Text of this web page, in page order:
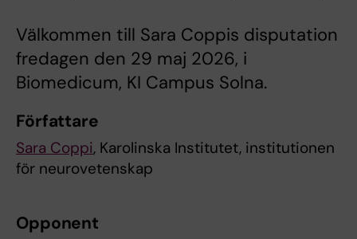
Välkommen till Sara Coppis disputation
fredagen den 29 maj 2026, i
Biomedicum, KI Campus Solna.
Författare
Sara Coppi, Karolinska Institutet, institutionen
för neurovetenskap
Opponent